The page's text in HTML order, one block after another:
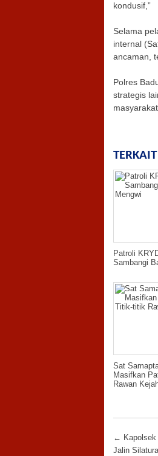
kondusif,”
Selama
internal
ancaman,
Polres
strategis
TERKAIT
Patroli
Sambangi
Sat
Masifkan
Rawan
Post
←
Jalin